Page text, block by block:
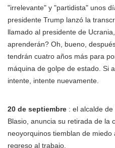
"irrelevante" y "partidista" unos
presidente Trump lanzó la
llamado al presidente de
aprenderán? Oh, bueno,
tendrán cuatro años más para
máquina de golpe de estado. Si
intente, intente nuevamente.
20 de septiembre : el alcalde
Blasio, anuncia su retirada de la
neoyorquinos tiemblan de
regreso al trabajo.